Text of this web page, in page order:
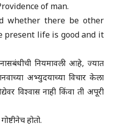
of man.
whether there be other
present life is good and it
नियमावली आहे, ज्यात
अभ्युदयाच्या विचार केला
विश्वास नाही किंवा ती अपूरी
होतो.